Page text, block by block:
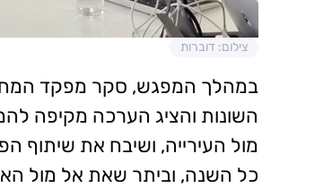
צילום: דוברות
במהלך המפגש, סקר מפקד
מול העירייה, ושיבח את שיתוף
כל השנה, וביתר שאת אל מול